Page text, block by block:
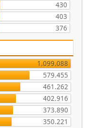
430
403
376
1.099.088
579.455
461.262
402.916
373.890
350.221